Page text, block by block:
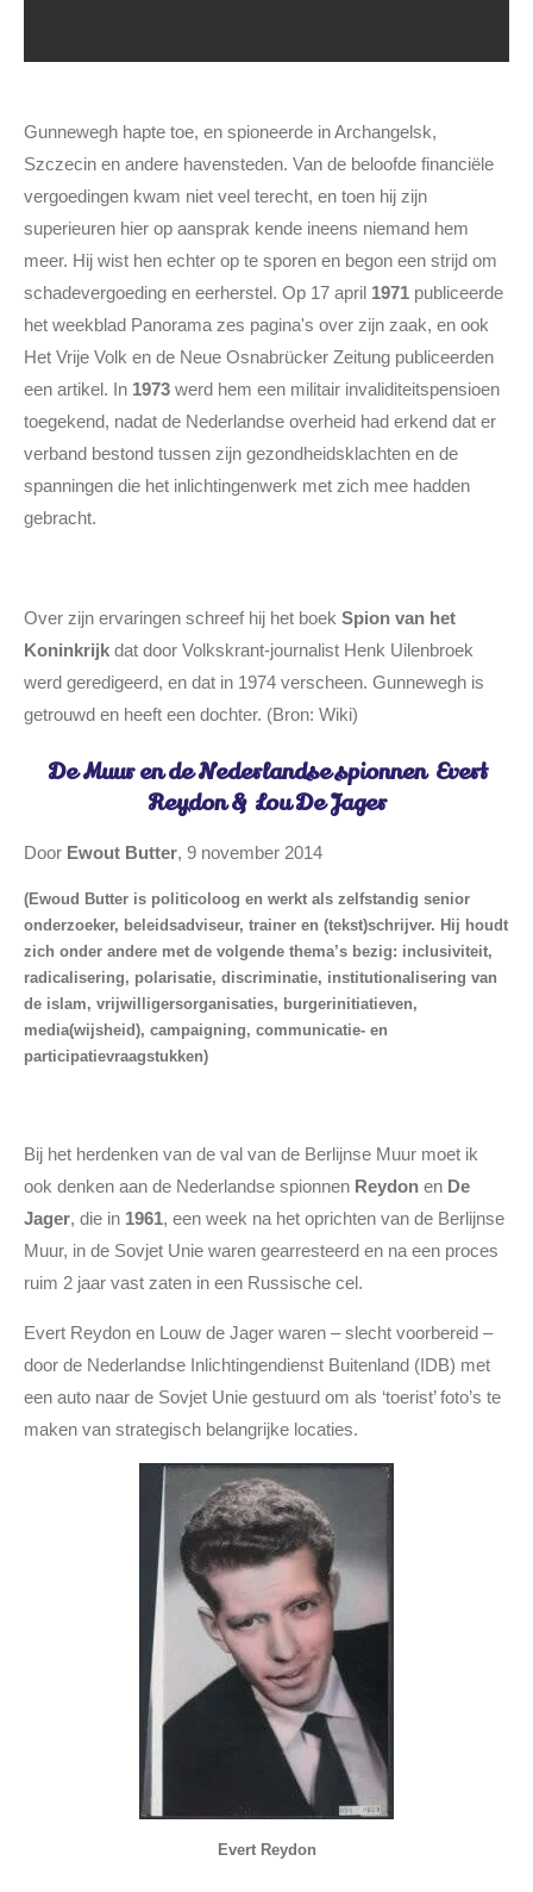
Gunnewegh hapte toe, en spioneerde in Archangelsk,
Szczecin en andere havensteden. Van de beloofde financiële
vergoedingen kwam niet veel terecht, en toen hij zijn
superieuren hier op aansprak kende ineens niemand hem
meer. Hij wist hen echter op te sporen en begon een strijd om
schadevergoeding en eerherstel. Op 17 april 1971 publiceerde
het weekblad Panorama zes pagina's over zijn zaak, en ook
Het Vrije Volk en de Neue Osnabrücker Zeitung publiceerden
een artikel. In 1973 werd hem een militair invaliditeitspensioen
toegekend, nadat de Nederlandse overheid had erkend dat er
verband bestond tussen zijn gezondheidsklachten en de
spanningen die het inlichtingenwerk met zich mee hadden
gebracht.
Over zijn ervaringen schreef hij het boek Spion van het
Koninkrijk dat door Volkskrant-journalist Henk Uilenbroek
werd geredigeerd, en dat in 1974 verscheen. Gunnewegh is
getrouwd en heeft een dochter. (Bron: Wiki)
De Muur en de Nederlandse spionnen Evert
Reydon &Lou De Jager
Door Ewout Butter, 9 november 2014
(Ewoud Butter is politicoloog en werkt als zelfstandig senior
onderzoeker, beleidsadviseur, trainer en (tekst)schrijver. Hij houdt
zich onder andere met de volgende thema’s bezig: inclusiviteit,
radicalisering, polarisatie, discriminatie, institutionalisering van
de islam, vrijwilligersorganisaties, burgerinitiatieven,
media(wijsheid), campaigning, communicatie- en
participatievraagstukken)
Bij het herdenken van de val van de Berlijnse Muur moet ik
ook denken aan de Nederlandse spionnen Reydon en De
Jager, die in 1961, een week na het oprichten van de Berlijnse
Muur, in de Sovjet Unie waren gearresteerd en na een proces
ruim 2 jaar vast zaten in een Russische cel.
Evert Reydon en Louw de Jager waren – slecht voorbereid –
door de Nederlandse Inlichtingendienst Buitenland (IDB) met
een auto naar de Sovjet Unie gestuurd om als ‘toerist’ foto’s te
maken van strategisch belangrijke locaties.
Evert Reydon